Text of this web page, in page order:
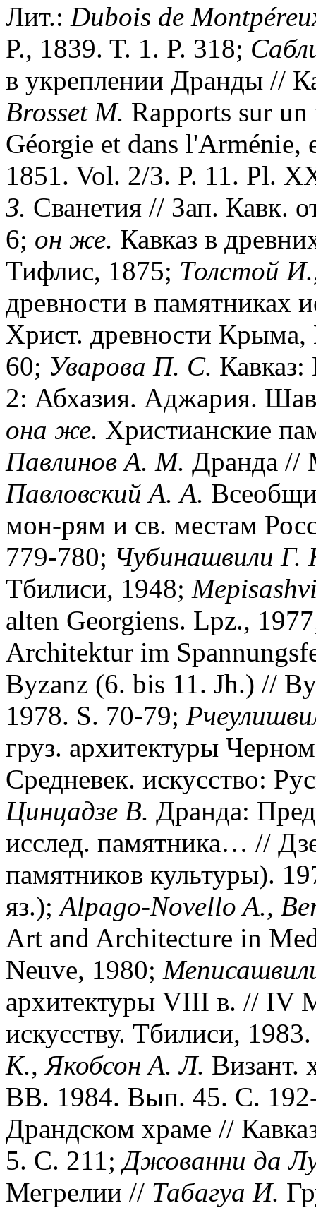
Лит.: Dubois de Montpé
P., 1839. T. 1. P. 318;
в укреплении Дранды //
Brosset M. Rapports sur
Géorgie et dans l'Arménie,
1851. Vol. 2/3. P. 11. Pl.
З. Сванетия // Зап. Кавк.
6; он же. Кавказ в
Тифлис, 1875; Толстой
древности в памятниках
Христ. древности Крыма,
60; Уварова П. С.
2: Абхазия. Аджария.
она же. Христианские
Павлинов А. М. Дранда //
Павловский А. А.
мон-рям и св. местам
779-780; Чубинашвили
Тбилиси, 1948;
alten Georgiens. Lpz.,
Architektur im
Byzanz (6. bis 11. Jh.) //
1978. S. 70-79;
груз. архитектуры
Средневек. искусство:
Цинцадзе В. Дранда:
исслед. памятника… //
памятников культуры).
яз.); Alpago-Novello A.,
Art and Architecture in
Neuve, 1980;
архитектуры VIII в. // IV
искусству. Тбилиси,
К., Якобсон А. Л. Визант.
ВВ. 1984. Вып. 45. С.
Драндском храме //
5. С. 211;Джованни да
Мегрелии // Табагуа И.